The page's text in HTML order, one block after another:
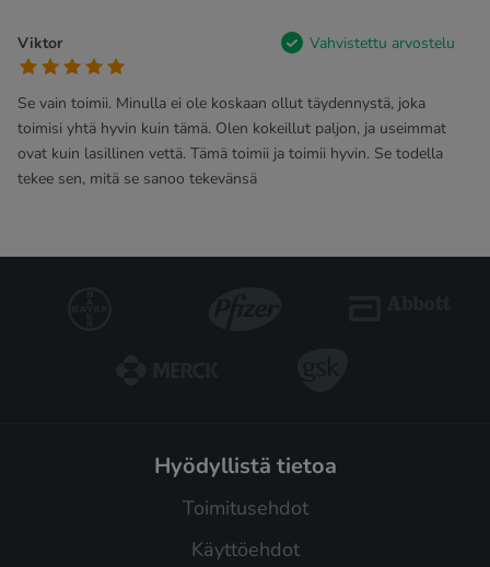
Viktor Vahvistettu arvostelu
Se vain toimii. Minulla ei ole koskaan ollut täydennystä, joka
toimisi yhtä hyvin kuin tämä. Olen kokeillut paljon, ja useimmat
ovat kuin lasillinen vettä. Tämä toimii ja toimii hyvin. Se todella
tekee sen, mitä se sanoo tekevänsä
hyödyllistä tietoa
Toimitusehdot
Käyttöehdot